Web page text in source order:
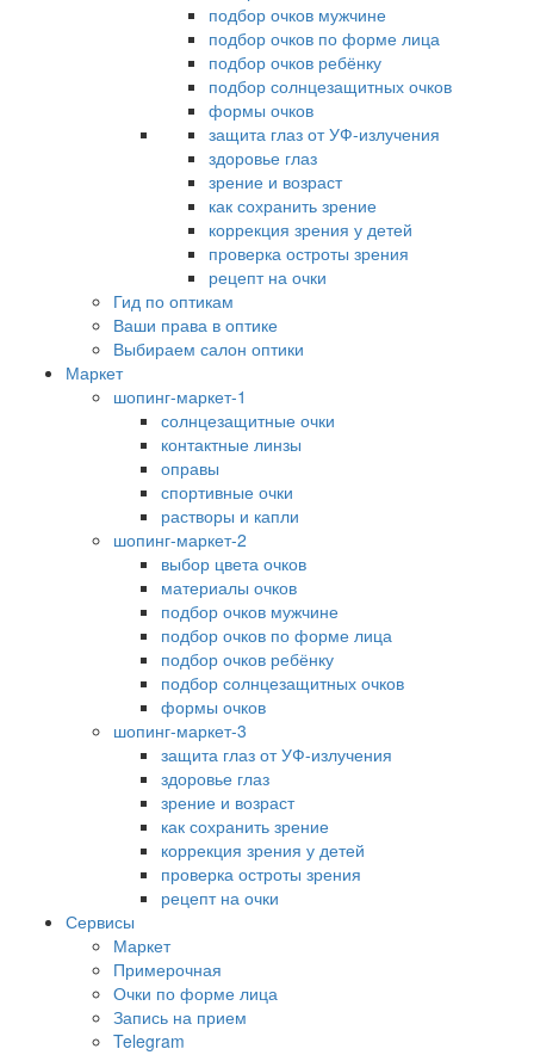
подбор очков мужчине
подбор очков по форме лица
подбор очков ребёнку
подбор солнцезащитных очков
формы очков
защита глаз от УФ-излучения
здоровье глаз
зрение и возраст
как сохранить зрение
коррекция зрения у детей
проверка остроты зрения
рецепт на очки
Гид по оптикам
Ваши права в оптике
Выбираем салон оптики
Маркет
шопинг-маркет-1
солнцезащитные очки
контактные линзы
оправы
спортивные очки
растворы и капли
шопинг-маркет-2
выбор цвета очков
материалы очков
подбор очков мужчине
подбор очков по форме лица
подбор очков ребёнку
подбор солнцезащитных очков
формы очков
шопинг-маркет-3
защита глаз от УФ-излучения
здоровье глаз
зрение и возраст
как сохранить зрение
коррекция зрения у детей
проверка остроты зрения
рецепт на очки
Сервисы
Маркет
Примерочная
Очки по форме лица
Запись на прием
Telegram